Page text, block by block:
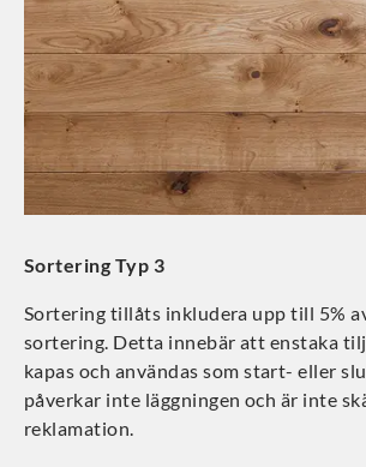
Sortering Typ 3
Sortering tillåts inkludera upp till 5%
sortering. Detta innebär att enstaka
kapas och användas som start- eller
påverkar inte läggningen och är inte
reklamation.